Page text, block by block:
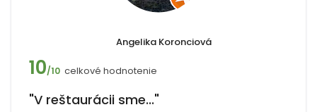
Angelika Koronciová
10/10 celkové hodnotenie
"V reštaurácii sme..."